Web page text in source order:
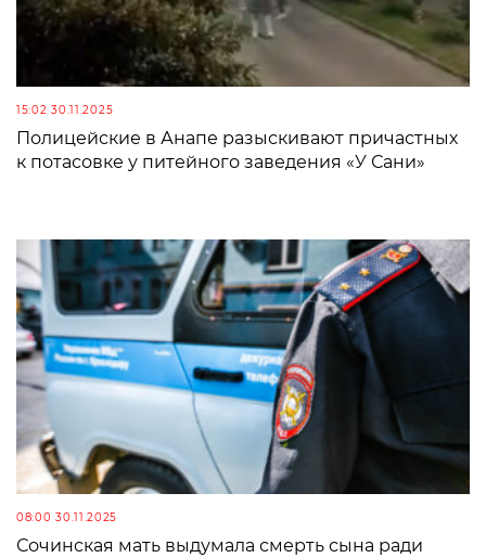
15:02 30.11.2025
Полицейские в Анапе разыскивают причастных
к потасовке у питейного заведения «У Сани»
08:00 30.11.2025
Сочинская мать выдумала смерть сына ради